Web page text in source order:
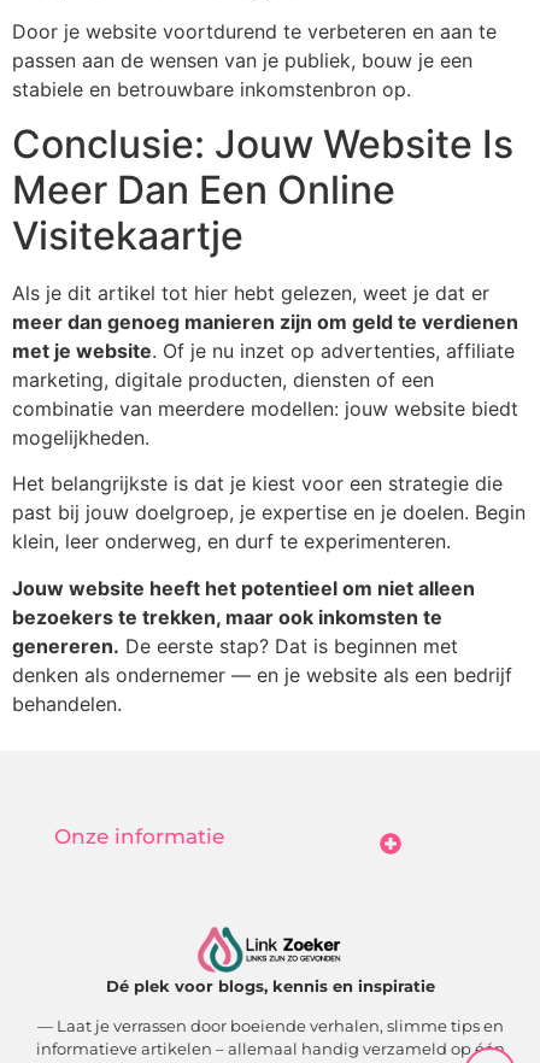
Door je website voortdurend te verbeteren en aan te
passen aan de wensen van je publiek, bouw je een
stabiele en betrouwbare inkomstenbron op.
Conclusie: Jouw Website Is
Meer Dan Een Online
Visitekaartje
Als je dit artikel tot hier hebt gelezen, weet je dat er
meer dan genoeg manieren zijn om geld te verdienen
met je website. Of je nu inzet op advertenties, affiliate
marketing, digitale producten, diensten of een
combinatie van meerdere modellen: jouw website biedt
mogelijkheden.
Het belangrijkste is dat je kiest voor een strategie die
past bij jouw doelgroep, je expertise en je doelen. Begin
klein, leer onderweg, en durf te experimenteren.
Jouw website heeft het potentieel om niet alleen
bezoekers te trekken, maar ook inkomsten te
genereren. De eerste stap? Dat is beginnen met
denken als ondernemer — en je website als een bedrijf
behandelen.
Dé plek voor blogs, kennis en inspiratie
— Laat je verrassen door boeiende verhalen, slimme tips en
informatieve artikelen – allemaal handig verzameld op één
Onze informatie